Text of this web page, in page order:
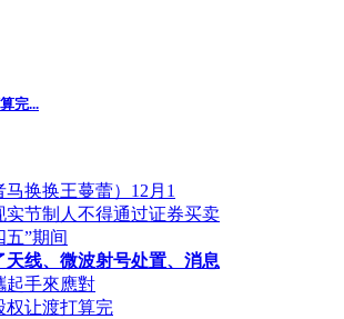
完...
换换王蔓蕾）12月1
实节制人不得通过证券买卖
”期间
天线、微波射号处置、消息
起手來應對
权让渡打算完